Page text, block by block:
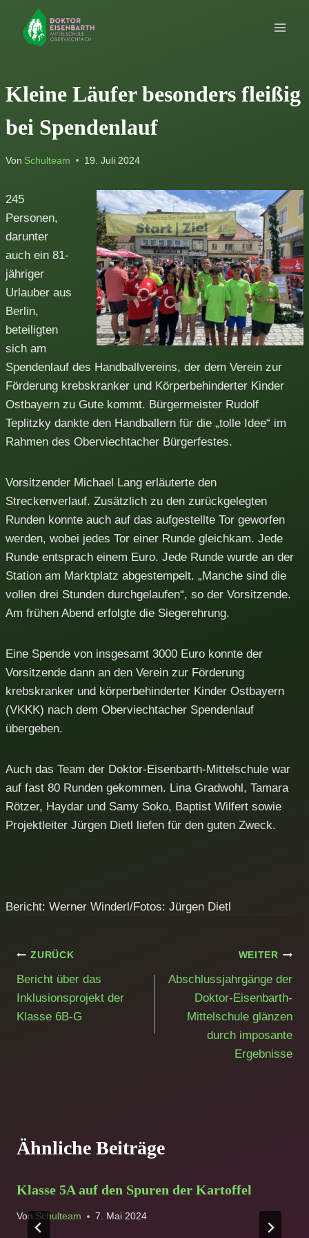
Inhalt
springen
Kleine Läufer besonders fleißig
bei Spendenlauf
Von Schulteam 19. Juli 2024
245
Personen,
darunter
auch ein 81-
jähriger
Urlauber aus
Berlin,
beteiligten
sich am
Spendenlauf des Handballvereins, der dem Verein zur
Förderung krebskranker und Körperbehinderter Kinder
Ostbayern zu Gute kommt. Bürgermeister Rudolf
Teplitzky dankte den Handballern für die „tolle Idee“ im
Rahmen des Oberviechtacher Bürgerfestes.
Vorsitzender Michael Lang erläuterte den
Streckenverlauf. Zusätzlich zu den zurückgelegten
Runden konnte auch auf das aufgestellte Tor geworfen
werden, wobei jedes Tor einer Runde gleichkam. Jede
Runde entsprach einem Euro. Jede Runde wurde an der
Station am Marktplatz abgestempelt. „Manche sind die
vollen drei Stunden durchgelaufen“, so der Vorsitzende.
Am frühen Abend erfolgte die Siegerehrung.
Eine Spende von insgesamt 3000 Euro konnte der
Vorsitzende dann an den Verein zur Förderung
krebskranker und körperbehinderter Kinder Ostbayern
(VKKK) nach dem Oberviechtacher Spendenlauf
übergeben.
Auch das Team der Doktor-Eisenbarth-Mittelschule war
auf fast 80 Runden gekommen. Lina Gradwohl, Tamara
Rötzer, Haydar und Samy Soko, Baptist Wilfert sowie
Projektleiter Jürgen Dietl liefen für den guten Zweck.
Bericht: Werner Winderl/Fotos: Jürgen Dietl
Beitragsnavigation
ZURÜCK
Bericht über das
Inklusionsprojekt der
Klasse 6B-G
WEITER
Abschlussjahrgänge der
Doktor-Eisenbarth-
Mittelschule glänzen
durch imposante
Ergebnisse
Ähnliche Beiträge
Klasse 5A auf den Spuren der Kartoffel
Von Schulteam 7. Mai 2024